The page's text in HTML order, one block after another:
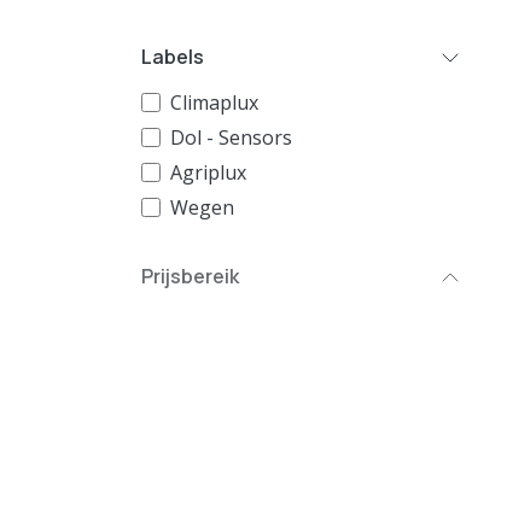
Labels
Climaplux
Dol - Sensors
Agriplux
Wegen
Prijsbereik